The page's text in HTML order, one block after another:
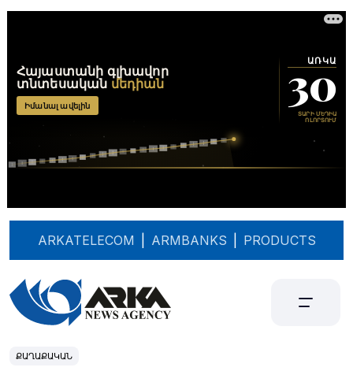
ARKATELECOM ARMBANKS PRODUCTS
ՔԱՂԱՔԱԿԱՆ